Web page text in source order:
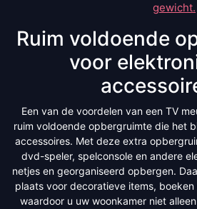
gewicht.
Ruim voldoende
voor
Een van de voordelen van een TV
ruim voldoende opbergruimte die het
accessoires. Met deze extra
dvd-speler, spelconsole en andere
netjes en georganiseerd opbergen.
plaats voor decoratieve items,
waardoor u uw woonkamer niet